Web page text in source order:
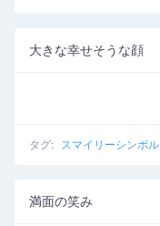
大きな幸せそうな顔
タグ: スマイリーシンボル
満面の笑み